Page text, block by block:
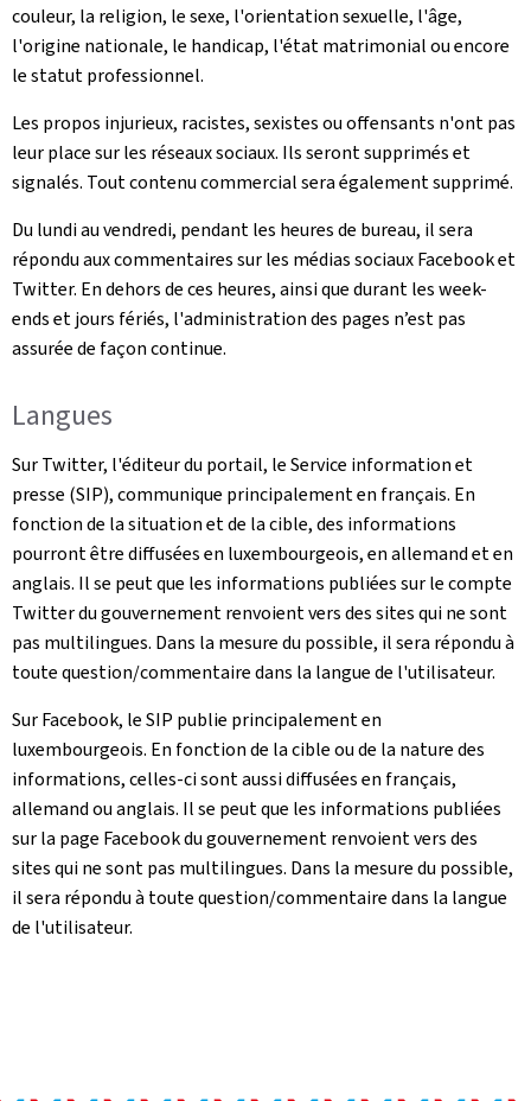
couleur, la religion, le sexe, l'orientation sexuelle, l'âge,
l'origine nationale, le handicap, l'état matrimonial ou encore
le statut professionnel.
Les propos injurieux, racistes, sexistes ou offensants n'ont pas
leur place sur les réseaux sociaux. Ils seront supprimés et
signalés. Tout contenu commercial sera également supprimé.
Du lundi au vendredi, pendant les heures de bureau, il sera
répondu aux commentaires sur les médias sociaux Facebook et
Twitter. En dehors de ces heures, ainsi que durant les week-
ends et jours fériés, l'administration des pages n’est pas
assurée de façon continue.
Langues
Sur Twitter, l'éditeur du portail, le Service information et
presse (SIP), communique principalement en français. En
fonction de la situation et de la cible, des informations
pourront être diffusées en luxembourgeois, en allemand et en
anglais. Il se peut que les informations publiées sur le compte
Twitter du gouvernement renvoient vers des sites qui ne sont
pas multilingues. Dans la mesure du possible, il sera répondu à
toute question/commentaire dans la langue de l'utilisateur.
Sur Facebook, le SIP publie principalement en
luxembourgeois. En fonction de la cible ou de la nature des
informations, celles-ci sont aussi diffusées en français,
allemand ou anglais. Il se peut que les informations publiées
sur la page Facebook du gouvernement renvoient vers des
sites qui ne sont pas multilingues. Dans la mesure du possible,
il sera répondu à toute question/commentaire dans la langue
de l'utilisateur.